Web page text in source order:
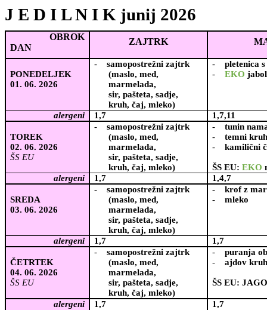
J E D I L N I K junij 2026
OBROK
DAN
ZAJTRK
PONEDELJEK
01. 06. 2026
-
samopostrežni zajtrk
(maslo, med,
marmelada,
sir, pašteta, sadje,
kruh, čaj, mleko)
-
pletenica
-
EKO
alergeni 1,7 1,7,11
TOREK
02. 06. 2026
ŠS EU
-
samopostrežni zajtrk
(maslo, med,
marmelada,
sir, pašteta, sadje,
kruh, čaj, mleko)
-
tunin
-
temni
-
kamilični
ŠS EU:EKO
alergeni
1,7 1,4,7
SREDA
03. 06. 2026
-
samopostrežni zajtrk
(maslo, med,
marmelada,
sir, pašteta, sadje,
kruh, čaj, mleko)
-
krof z
-
mleko
alergeni 1,7 1,7
ČETRTEK
04. 06. 2026
ŠS EU
-
samopostrežni zajtrk
(maslo, med,
marmelada,
sir, pašteta, sadje,
kruh, čaj, mleko)
-
puranja
-
ajdov
ŠS EU:
alergeni 1,7
1,7